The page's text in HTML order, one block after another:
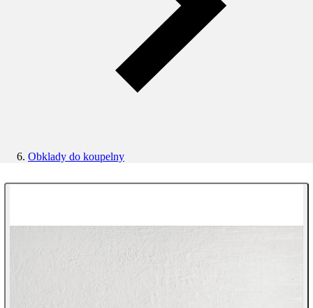
Obklady do koupelny